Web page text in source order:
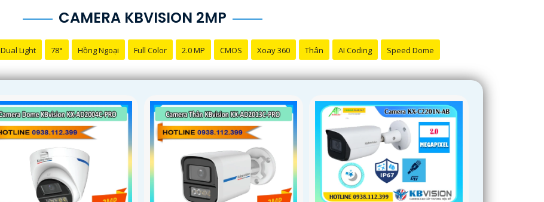
CAMERA KBVISION 2MP
Dual Light 78° Hồng Ngoại Full Color 2.0 MP CMOS Xoay 360 Thân AI Coding Speed Dome